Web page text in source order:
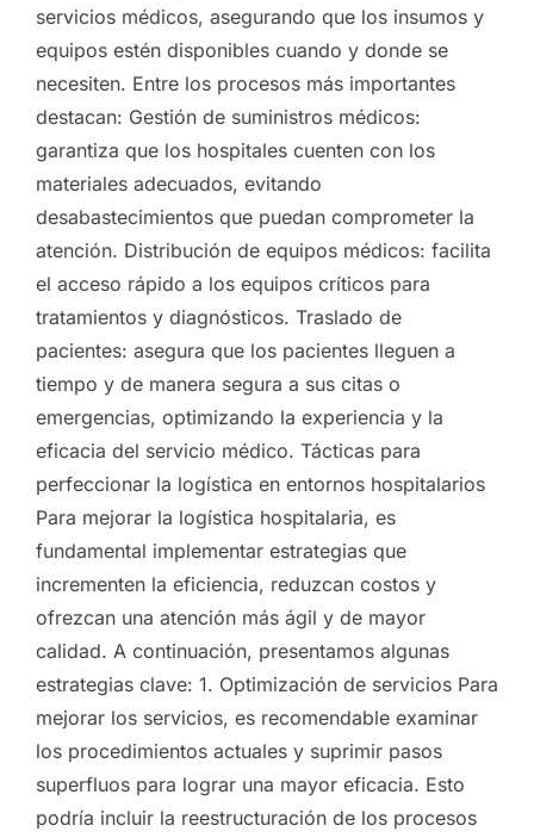
servicios médicos, asegurando que los insumos y
equipos estén disponibles cuando y donde se
necesiten. Entre los procesos más importantes
destacan: Gestión de suministros médicos:
garantiza que los hospitales cuenten con los
materiales adecuados, evitando
desabastecimientos que puedan comprometer la
atención. Distribución de equipos médicos: facilita
el acceso rápido a los equipos críticos para
tratamientos y diagnósticos. Traslado de
pacientes: asegura que los pacientes lleguen a
tiempo y de manera segura a sus citas o
emergencias, optimizando la experiencia y la
eficacia del servicio médico. Tácticas para
perfeccionar la logística en entornos hospitalarios
Para mejorar la logística hospitalaria, es
fundamental implementar estrategias que
incrementen la eficiencia, reduzcan costos y
ofrezcan una atención más ágil y de mayor
calidad. A continuación, presentamos algunas
estrategias clave: 1. Optimización de servicios Para
mejorar los servicios, es recomendable examinar
los procedimientos actuales y suprimir pasos
superfluos para lograr una mayor eficacia. Esto
podría incluir la reestructuración de los procesos